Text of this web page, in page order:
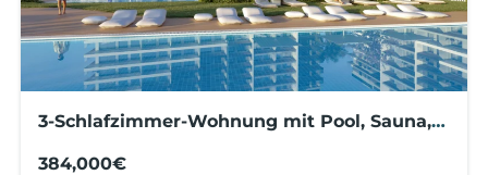
3-Schlafzimmer-Wohnung mit Pool, Sauna,
384,000€